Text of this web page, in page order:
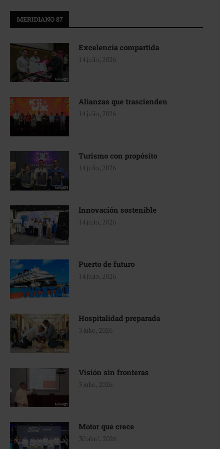
MERIDIANO 87
Excelencia compartida
14 julio, 2026
Alianzas que trascienden
14 julio, 2026
Turismo con propósito
14 julio, 2026
Innovación sostenible
14 julio, 2026
Puerto de futuro
14 julio, 2026
Hospitalidad preparada
3 julio, 2026
Visión sin fronteras
3 julio, 2026
Motor que crece
30 abril, 2026